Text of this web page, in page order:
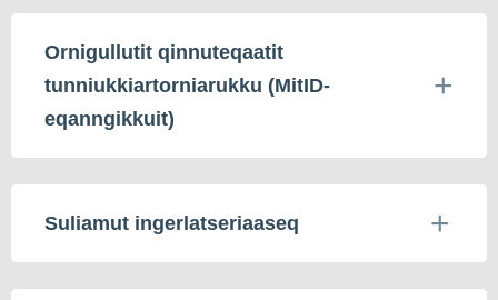
Ornigullutit qinnuteqaatit
tunniukkiartorniarukku (MitID-
eqanngikkuit)
Suliamut ingerlatseriaaseq